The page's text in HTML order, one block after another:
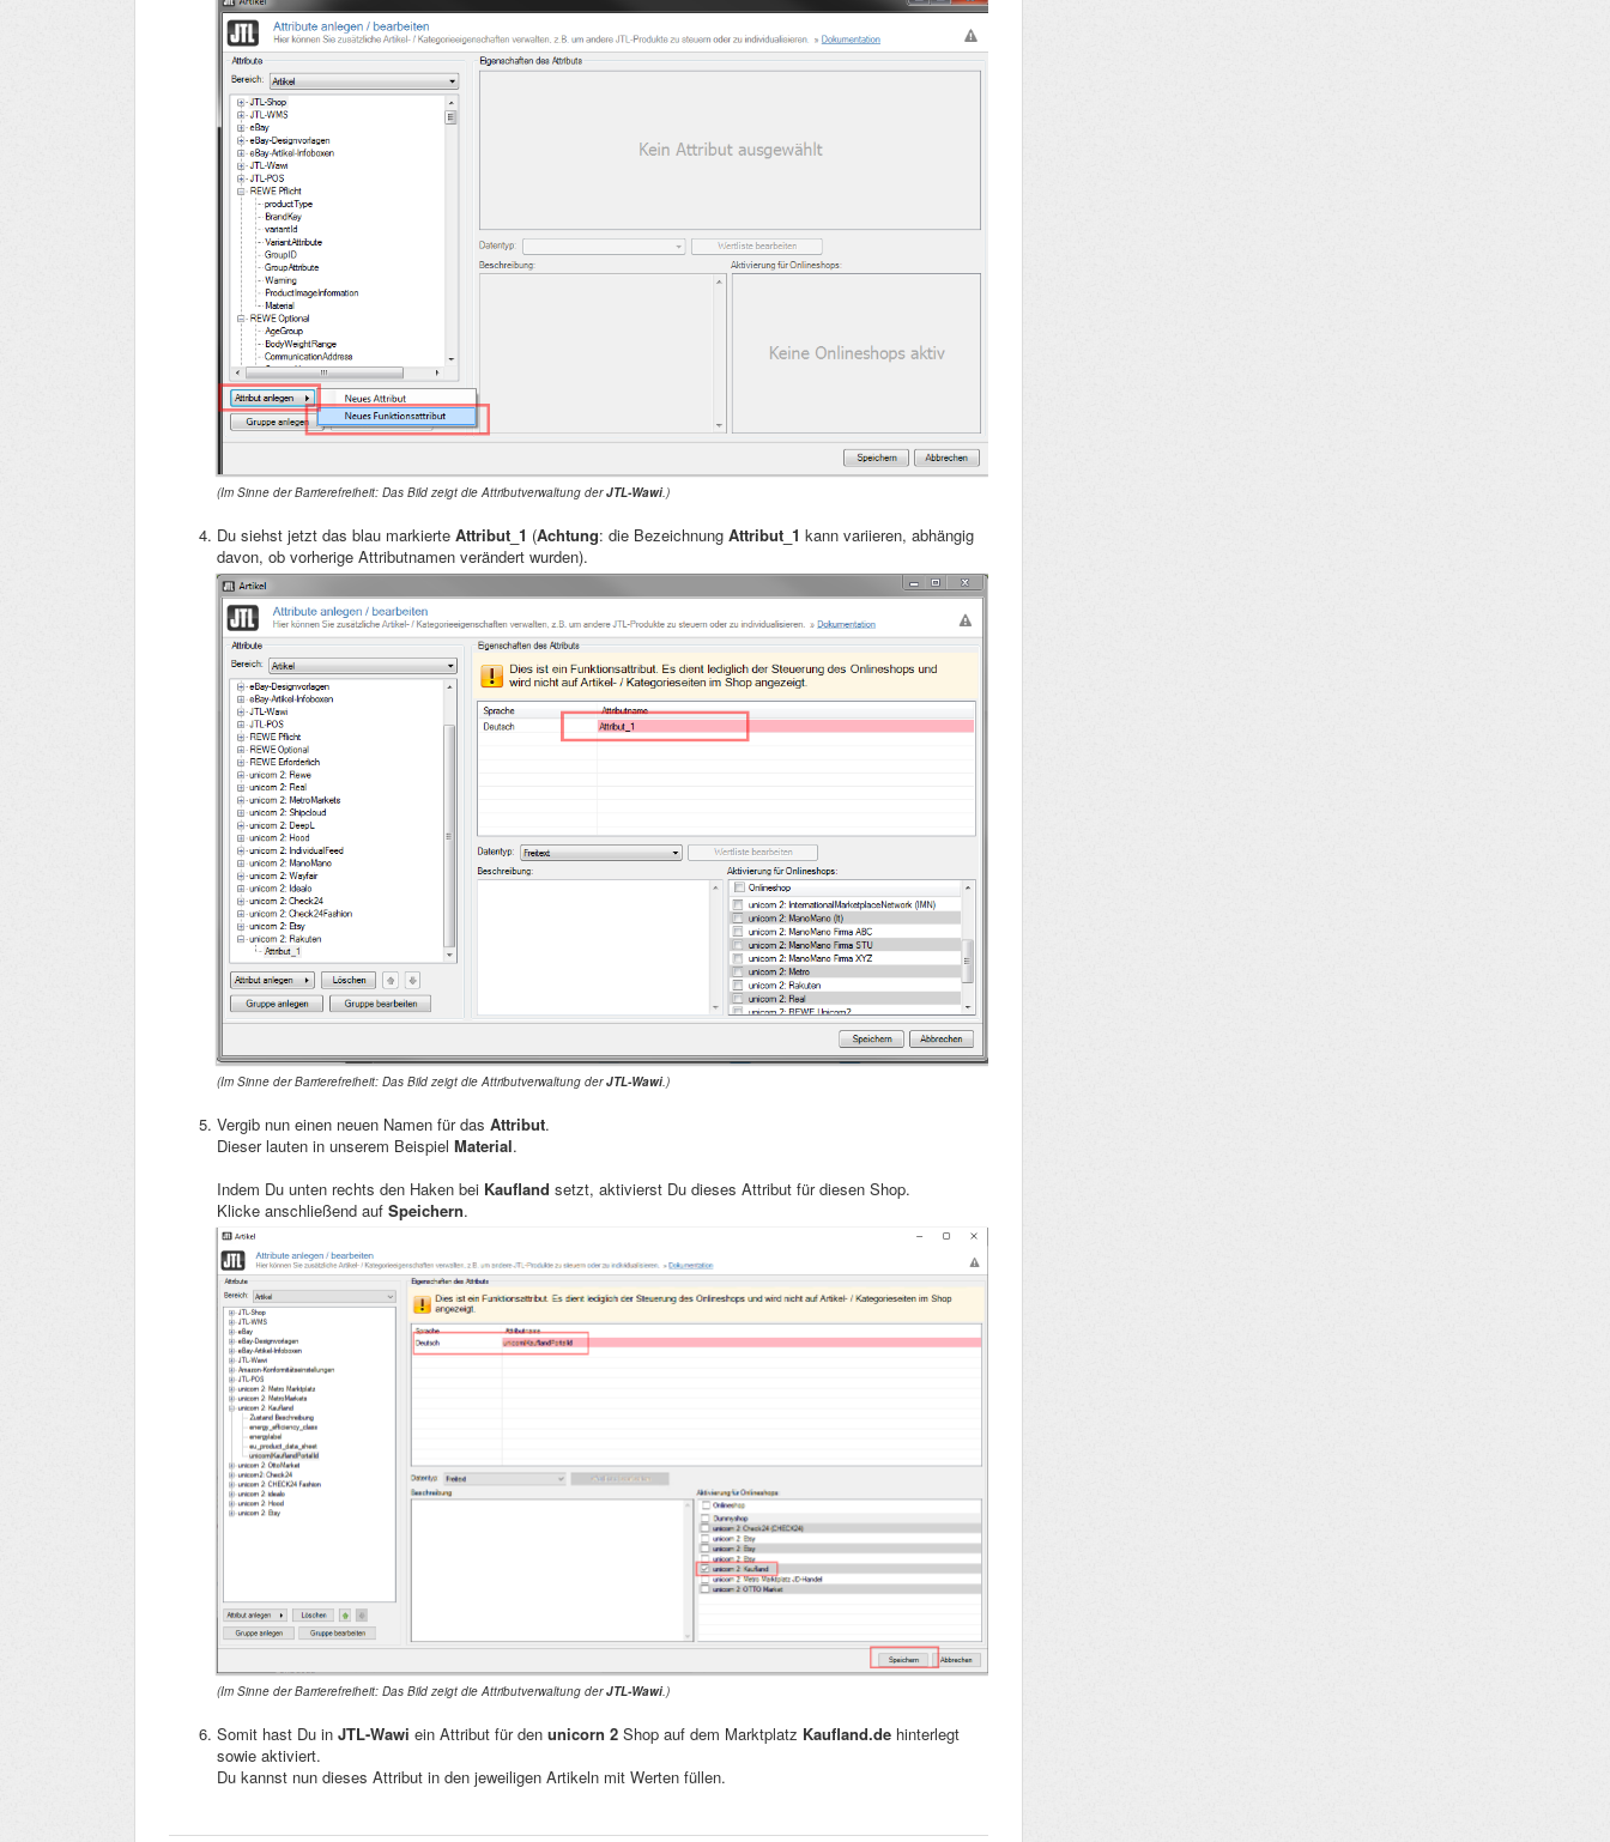
(Im Sinne der Barrierefreiheit: Das Bild zeigt die Attributverwaltung derJTL-Wawi.)
Du siehst jetzt das blau markierte Attribut_1 (Achtung: die Bezeichnung Attribut_1 kann variieren, abhängig
davon, ob vorherige Attributnamen verändert wurden).
(Im Sinne der Barrierefreiheit: Das Bild zeigt die Attributverwaltung derJTL-Wawi. )
Vergib nun einen neuen Namen für das Attribut.
Dieser lauten in unserem Beispiel Material.
Indem Du unten rechts den Haken bei Kaufland setzt, aktivierst Du dieses Attribut für diesen Shop.
Klicke anschließend auf Speichern.
(Im Sinne der Barrierefreiheit: Das Bild zeigt die Attributverwaltung derJTL-Wawi.)
Somit hast Du in JTL-Wawi ein Attribut für den unicorn 2 Shop auf dem Marktplatz Kaufland.de hinterlegt
sowie aktiviert.
Du kannst nun dieses Attribut in den jeweiligen Artikeln mit Werten füllen.